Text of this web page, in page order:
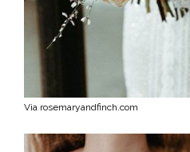
Via rosemaryandfinch.com